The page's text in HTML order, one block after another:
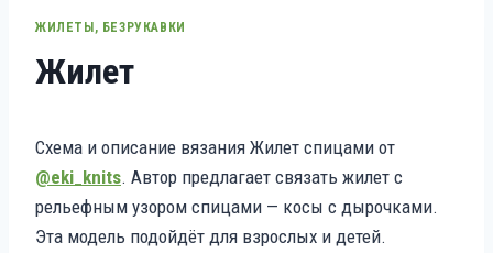
ЖИЛЕТЫ, БЕЗРУКАВКИ
Жилет
Схема и описание вязания Жилет спицами от
@eki_knits. Автор предлагает связать жилет с
рельефным узором спицами — косы с дырочками.
Эта модель подойдёт для взрослых и детей.